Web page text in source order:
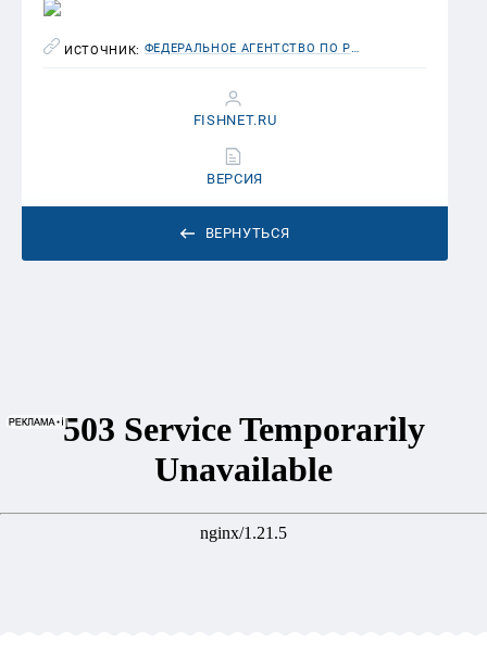
ИСТОЧНИК: ФЕДЕРАЛЬНОЕ АГЕНТСТВО ПО РЫБОЛОВСТВУ (РОСРЫБОЛОВСТВО)
ВЕРНУТЬСЯ
FISHNET.RU
ВЕРСИЯ